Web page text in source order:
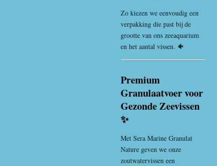
Zo kiezen we eenvoudig een
verpakking die past bij de
grootte van ons zeeaquarium
en het aantal vissen. 🐠
Premium
Granulaatvoer voor
Gezonde Zeevissen
✨
Met Sera Marine Granulat
Nature geven we onze
zoutwatervissen een